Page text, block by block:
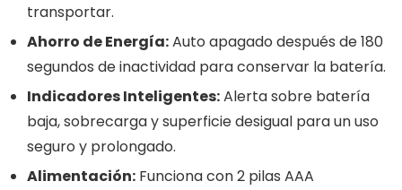
transportar.
Ahorro de Energía:Auto apagado después de 180
segundos de inactividad para conservar la batería.
Indicadores Inteligentes:Alerta sobre batería
baja, sobrecarga y superficie desigual para un uso
seguro y prolongado.
Alimentación: Funciona con 2 pilas AAA